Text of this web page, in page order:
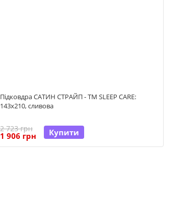
Підковдра САТИН СТРАЙП - TM SLEEP CARE:
143х210, сливова
2 723 грн
1 906 грн Купити